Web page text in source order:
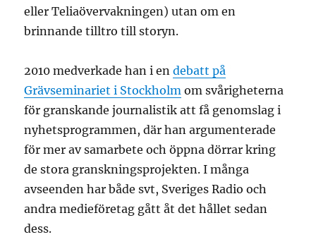
eller Teliaövervakningen) utan om en
brinnande tilltro till storyn.
2010 medverkade han i endebatt på
Grävseminariet i Stockholm om svårigheterna
för granskande journalistik att få genomslag i
nyhetsprogrammen, där han argumenterade
för mer av samarbete och öppna dörrar kring
de stora granskningsprojekten. I många
avseenden har både svt, Sveriges Radio och
andra medieföretag gått åt det hållet sedan
dess.